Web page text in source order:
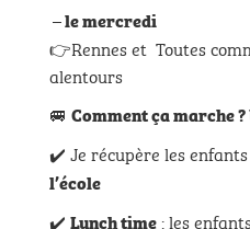
– le mercredi
👉Rennes et Toutes
alentours
🚐 Comment ça marche
✔️ Je récupère les enfants
l’école
✔️ Lunch time : les